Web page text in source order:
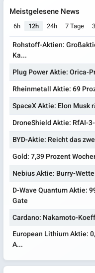
Meistgelesene News
6h 12h 24h 7 Tage
Rohstoff-Aktien:
Ka...
Plug Power Aktie: Orica-
Rheinmetall Aktie: 69
SpaceX Aktie: Elon
DroneShield Aktie: RfAI-
BYD-Aktie: Reicht das
Gold: 7,39 Prozent
Nebius Aktie: Burry-
D-Wave Quantum Aktie:
Gate
Cardano: Nakamoto-
European Lithium Aktie:
A...